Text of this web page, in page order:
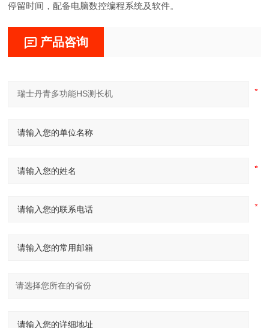
停留时间，配备电脑数控编程系统及软件。
产品咨询